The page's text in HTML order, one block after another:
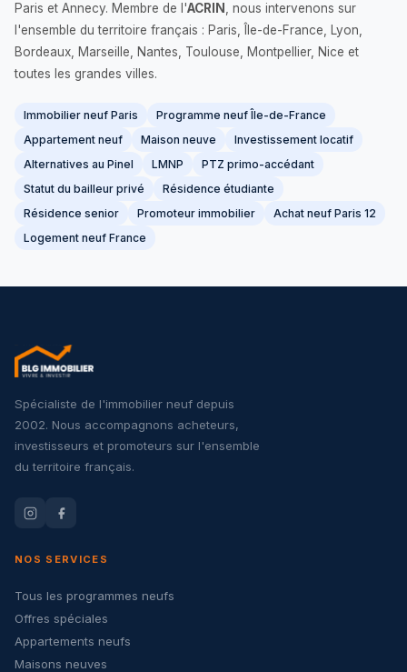
Paris et Annecy. Membre de l'ACRIN
, nous intervenons sur
l'ensemble du territoire français : Paris, Île-de-France, Lyon,
Bordeaux, Marseille, Nantes, Toulouse, Montpellier, Nice et
toutes les grandes villes.
Immobilier neuf Paris
Programme neuf Île-de-France
Appartement neuf
Maison neuve
Investissement locatif
Alternatives au Pinel
LMNP
PTZ primo-accédant
Statut du bailleur privé
Résidence étudiante
Résidence senior
Promoteur immobilier
Achat neuf Paris 12
Logement neuf France
Spécialiste de l'immobilier neuf depuis
2002. Nous accompagnons acheteurs,
investisseurs et promoteurs sur l'ensemble
du territoire français.
NOS SERVICES
Tous les programmes neufs
Offres spéciales
Appartements neufs
Maisons neuves